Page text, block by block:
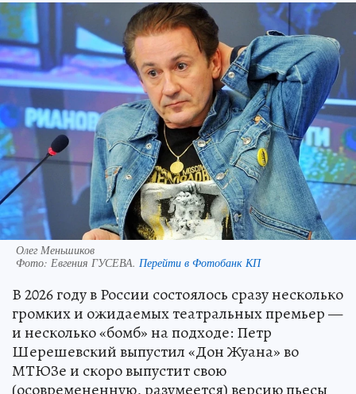
Олег Меньшиков
Фото: Евгения ГУСЕВА. Перейти в Фотобанк КП
В 2026 году в России состоялось сразу несколько
громких и ожидаемых театральных премьер —
и несколько «бомб» на подходе: Петр
Шерешевский выпустил «Дон Жуана» во
МТЮЗе и скоро выпустит свою